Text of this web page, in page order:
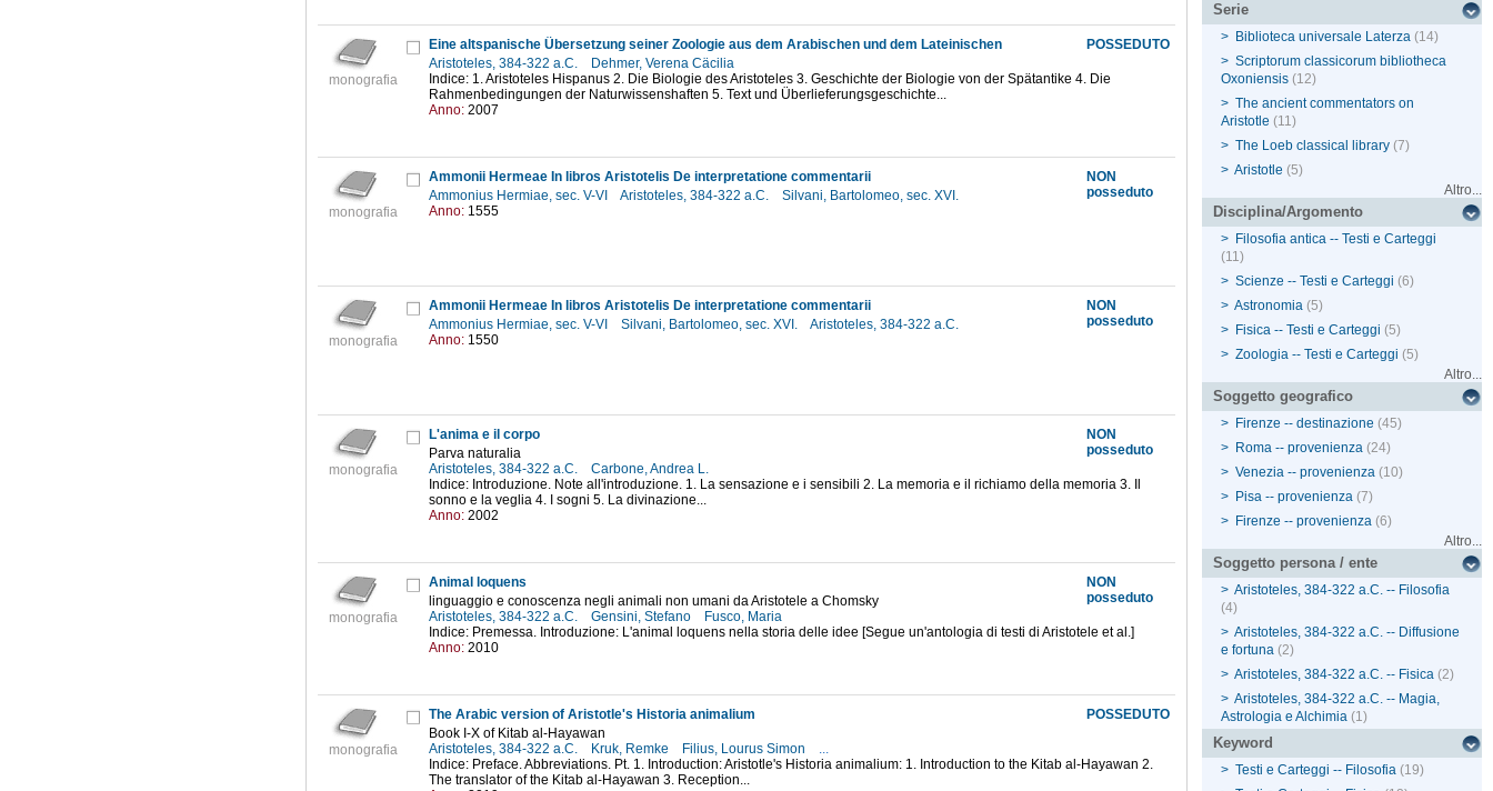
monografia
POSSEDUTO
Eine altspanische Übersetzung seiner Zoologie aus dem Arabischen und dem Lateinischen
Aristoteles, 384-322 a.C.
Dehmer, Verena Cäcilia
Indice: 1. Aristoteles Hispanus 2. Die Biologie des Aristoteles 3. Geschichte der Biologie von der Spätantike 4. Die
Rahmenbedingungen der Naturwissenshaften 5. Text und Überlieferungsgeschichte...
Anno: 2007
monografia
NON
posseduto
Ammonii Hermeae In libros Aristotelis De interpretatione commentarii
Ammonius Hermiae, sec. V-VI
Aristoteles, 384-322 a.C.
Silvani, Bartolomeo, sec. XVI.
Anno: 1555
monografia
NON
posseduto
Ammonii Hermeae In libros Aristotelis De interpretatione commentarii
Ammonius Hermiae, sec. V-VI
Silvani, Bartolomeo, sec. XVI.
Aristoteles, 384-322 a.C.
Anno: 1550
monografia
NON
posseduto
L'anima e il corpo
Parva naturalia
Aristoteles, 384-322 a.C.
Carbone, Andrea L.
Indice: Introduzione. Note all'introduzione. 1. La sensazione e i sensibili 2. La memoria e il richiamo della memoria 3. Il
sonno e la veglia 4. I sogni 5. La divinazione...
Anno: 2002
monografia
NON
posseduto
Animal loquens
linguaggio e conoscenza negli animali non umani da Aristotele a Chomsky
Aristoteles, 384-322 a.C.
Gensini, Stefano
Fusco, Maria
Indice: Premessa. Introduzione: L'animal loquens nella storia delle idee [Segue un'antologia di testi di Aristotele et al.]
Anno: 2010
monografia
POSSEDUTO
The Arabic version of Aristotle's Historia animalium
Book I-X of Kitab al-Hayawan
Aristoteles, 384-322 a.C.
Kruk, Remke Filius, Lourus Simon
...
Indice: Preface. Abbreviations. Pt. 1. Introduction: Aristotle's Historia animalium: 1. Introduction to the Kitab al-Hayawan 2.
The translator of the Kitab al-Hayawan 3. Reception...
Serie
> Biblioteca universale Laterza (14)
> Scriptorum classicorum bibliotheca
Oxoniensis (12)
> The ancient commentators on
Aristotle (11)
> The Loeb classical library (7)
> Aristotle (5)
Altro...
Disciplina/Argomento
> Filosofia antica -- Testi e Carteggi
(11)
> Scienze -- Testi e Carteggi (6)
> Astronomia (5)
> Fisica -- Testi e Carteggi (5)
> Zoologia -- Testi e Carteggi (5)
Altro...
Soggetto geografico
> Firenze -- destinazione (45)
> Roma -- provenienza (24)
> Venezia -- provenienza (10)
> Pisa -- provenienza (7)
> Firenze -- provenienza (6)
Altro...
Soggetto persona / ente
> Aristoteles, 384-322 a.C. -- Filosofia
(4)
> Aristoteles, 384-322 a.C. -- Diffusione
e fortuna (2)
> Aristoteles, 384-322 a.C. -- Fisica (2)
> Aristoteles, 384-322 a.C. -- Magia,
Astrologia e Alchimia (1)
Keyword
> Testi e Carteggi -- Filosofia (19)